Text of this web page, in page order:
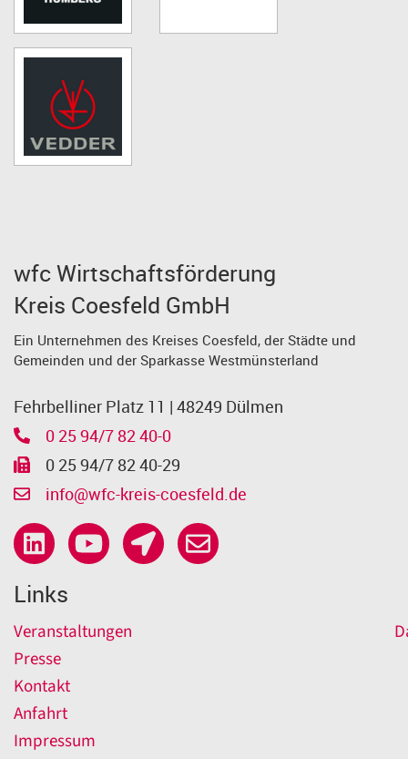
wfc Wirtschaftsförderung
Kreis Coesfeld GmbH
Ein Unternehmen des Kreises Coesfeld, der Städte und
Gemeinden und der Sparkasse Westmünsterland
Fehrbelliner Platz 11 | 48249 Dülmen
0 25 94/7 82 40-0
0 25 94/7 82 40-29
info@wfc-kreis-coesfeld.de
Links
Veranstaltungen
Presse
Kontakt
Anfahrt
Impressum